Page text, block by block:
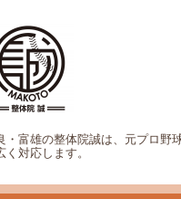
・富雄の整体院誠は、元プロ野
く対応します。